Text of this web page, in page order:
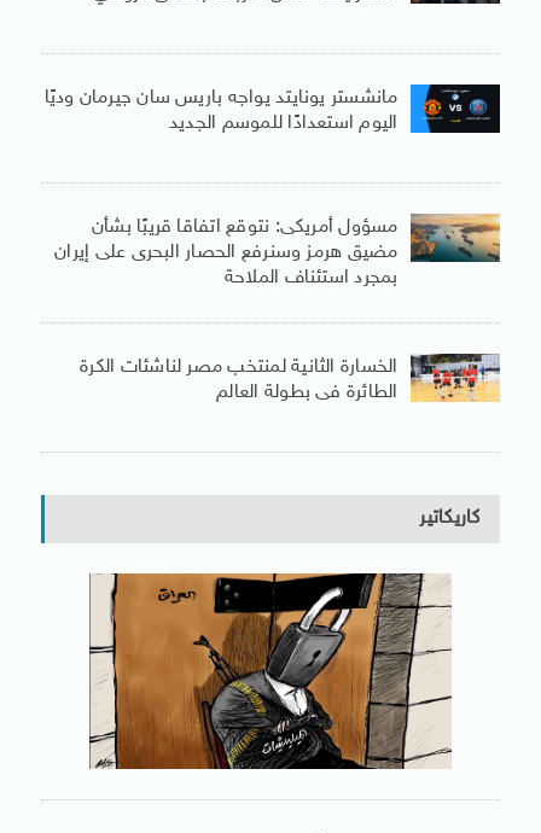
مانشستر يونايتد يواجه باريس سان جيرمان وديًا
اليوم استعدادًا للموسم الجديد
مسؤول أمريكى: نتوقع اتفاقا قريبًا بشأن
مضيق هرمز وسنرفع الحصار البحرى على إيران
بمجرد استئناف الملاحة
الخسارة الثانية لمنتخب مصر لناشئات الكرة
الطائرة فى بطولة العالم
كاريكاتير